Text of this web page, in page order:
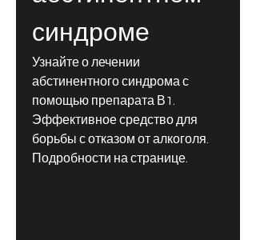
синдроме
Узнайте о лечении
абстинентного синдрома с
помощью препарата В1.
Эффективное средство для
борьбы с отказом от алкоголя.
Подробности на странице.